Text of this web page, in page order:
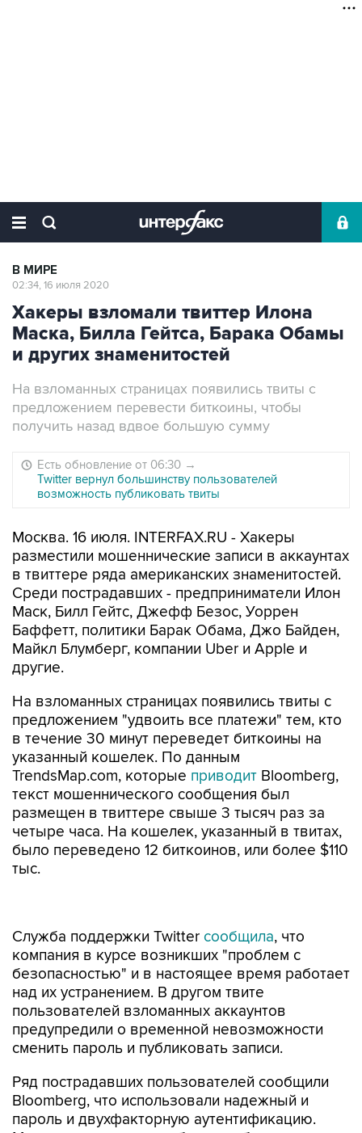
В МИРЕ
02:34, 16 июля 2020
Хакеры взломали твиттер Илона
Маска, Билла Гейтса, Барака Обамы
и других знаменитостей
На взломанных страницах появились твиты с
предложением перевести биткоины, чтобы
получить назад вдвое большую сумму
Есть обновление от 06:30 →
Twitter вернул большинству пользователей
возможность публиковать твиты
Москва. 16 июля. INTERFAX.RU - Хакеры
разместили мошеннические записи в аккаунтах
в твиттере ряда американских знаменитостей.
Среди пострадавших - предприниматели Илон
Маск, Билл Гейтс, Джефф Безос, Уоррен
Баффетт, политики Барак Обама, Джо Байден,
Майкл Блумберг, компании Uber и Apple и
другие.
На взломанных страницах появились твиты с
предложением "удвоить все платежи" тем, кто
в течение 30 минут переведет биткоины на
указанный кошелек. По данным
TrendsMap.com, которые приводит Bloomberg,
текст мошеннического сообщения был
размещен в твиттере свыше 3 тысяч раз за
четыре часа. На кошелек, указанный в твитах,
было переведено 12 биткоинов, или более $110
тыс.
безопасностью" и в настоящее время работает
над их устранением. В другом твите
пользователей взломанных аккаунтов
предупредили о временной невозможности
сменить пароль и публиковать записи.
Ряд пострадавших пользователей сообщили
пароль и двухфакторную аутентификацию.
Мошеннические твиты были опубликованы с
помощью веб-приложения Twitter.